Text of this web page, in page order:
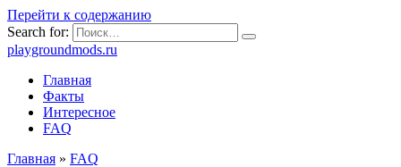
Перейти к содержанию
Search for:
playgroundmods.ru
Главная
Факты
Интересное
FAQ
Главная » FAQ